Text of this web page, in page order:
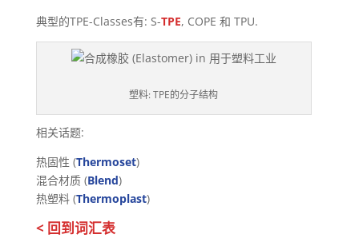
典型的TPE-Classes有: S-TPE, COPE 和 TPU.
塑料: TPE的分子结构
相关话题:
热固性 (Thermoset)
混合材质 (Blend)
热塑料 (Thermoplast)
< 回到词汇表